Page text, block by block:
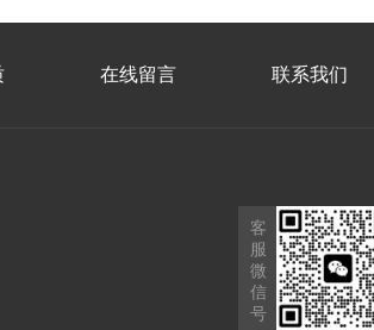
在线留言 联系我们
客
服
微
信
号